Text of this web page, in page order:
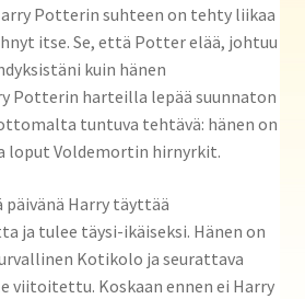
Potterin suhteen on tehty liikaa
itse. Se, että Potter elää, johtuu
kuin hänen
Potterin harteilla lepää suunnaton
tuntuva tehtävä: hänen on
loput Voldemortin hirnyrkit.
päivänä Harry täyttää
ja tulee täysi-ikäiseksi. Hänen on
Kotikolo ja seurattava
viitoitettu. Koskaan ennen ei Harry